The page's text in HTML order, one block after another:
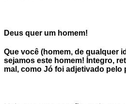
Deus quer um homem!
Que você (homem, de qualquer
sejamos este homem! Íntegro,
mal, como Jó foi adjetivado pelo